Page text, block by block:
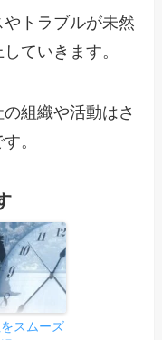
トラブルが未然
ていきます。
組織や活動はさ
。
スムーズ